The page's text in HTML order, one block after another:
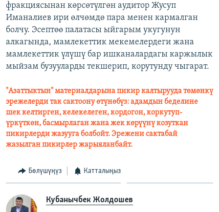
фракциясынан көрсөтүлгөн аудитор Жусуп
Иманалиев ири өлчөмдө пара менен кармалган
болчу. Эсептөө палатасы ыйгарым укугунун
алкагында, мамлекеттик мекемелердеги жана
мамлекеттик үлүшү бар ишканалардагы каржылык
мыйзам бузууларды текшерип, корутунду чыгарат.
"Азаттыктын" материалдарына пикир калтырууда төмөнкү
эрежелерди так сактоону өтүнөбүз: адамдын беделине
шек келтирген, келекелеген, кордогон, коркутуп-
үркүткөн, басмырлаган жана жек көрүүнү козуткан
пикирлерди жазууга болбойт. Эрежени сактабай
жазылган пикирлер жарыяланбайт.
Бөлүшүңүз Катталыңыз
Кубанычбек Жолдошев